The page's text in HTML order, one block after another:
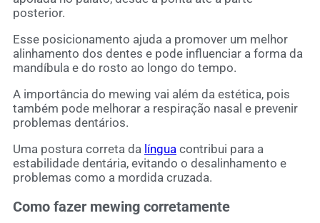
posterior.
Esse posicionamento ajuda a promover um melhor
alinhamento dos dentes e pode influenciar a forma da
mandíbula e do rosto ao longo do tempo.
A importância do mewing vai além da estética, pois
também pode melhorar a respiração nasal e prevenir
problemas dentários.
Uma postura correta da língua contribui para a
estabilidade dentária, evitando o desalinhamento e
problemas como a mordida cruzada.
Como fazer mewing corretamente